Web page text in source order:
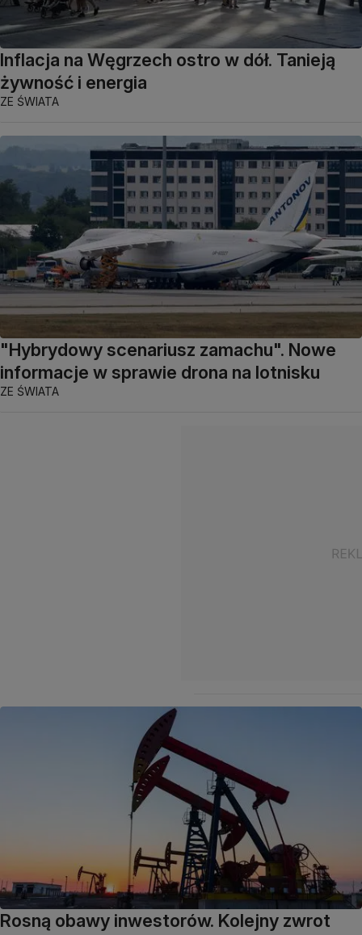
Inflacja na Węgrzech ostro w dół. Tanieją
żywność i energia
ZE ŚWIATA
"Hybrydowy scenariusz zamachu". Nowe
informacje w sprawie drona na lotnisku
ZE ŚWIATA
Rosną obawy inwestorów. Kolejny zwrot